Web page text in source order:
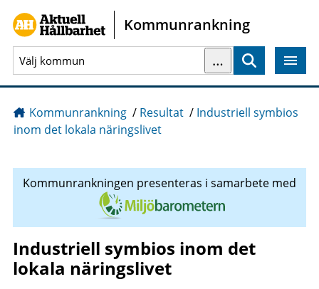
Gå direkt till sidans innehåll
Kommunrankning
…
Kommunrankning / Resultat / Industriell symbios
inom det lokala näringslivet
Kommunrankningen presenteras i samarbete med
Industriell symbios inom det
lokala näringslivet